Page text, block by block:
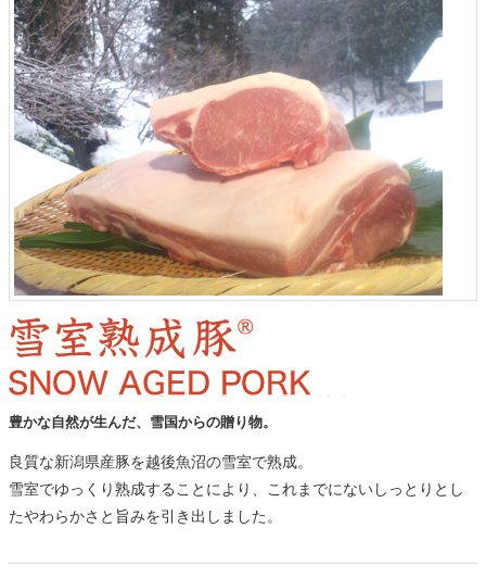
豊かな自然が生んだ、雪国からの贈り物。
良質な新潟県産豚を越後魚沼の雪室で熟成。
雪室でゆっくり熟成することにより、これまでにないしっとりとし
たやわらかさと旨みを引き出しました。